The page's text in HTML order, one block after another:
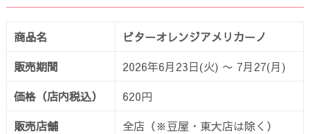
商品名
ビターオレンジアメリカーノ
販売期間
2026年6月23日(火) 〜 7月27(月)
価格（店内税込）
620円
販売店舗
全店（※豆屋・東大店は除く）